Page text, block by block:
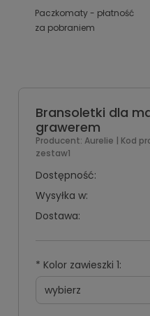
Paczkomaty - płatność
za pobraniem
Bransoletki dla
grawerem
Producent: Aurelie | Kod
zestaw1
Dostępność:
Wysyłka w:
Dostawa:
* Kolor zawieszki 1: